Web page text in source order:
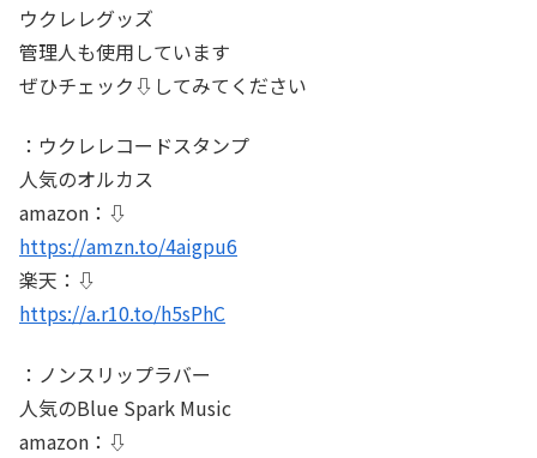
ウクレレグッズ
管理人も使用しています
ぜひチェック⇩してみてください
：ウクレレコードスタンプ
人気のオルカス
amazon：⇩
https://amzn.to/4aigpu6
楽天：⇩
https://a.r10.to/h5sPhC
：ノンスリップラバー
人気のBlue Spark Music
amazon：⇩